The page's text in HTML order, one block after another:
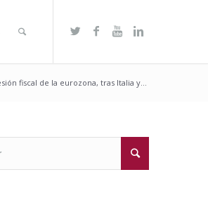
fiscal de la eurozona, tras Italia y...